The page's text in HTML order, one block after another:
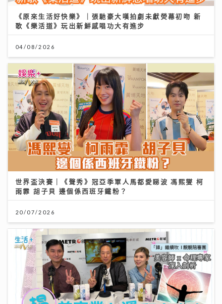
《原來生活好快樂》｜張馳豪大嘆拍劇未獻熒幕初吻 新
歌《樂活道》玩出新鮮感唱功大有進步
04/08/2026
世界盃決賽｜《聲秀》冠亞季軍人馬都愛睇波 馮熙燮 柯
雨霏 胡子貝 邊個係西班牙鐵粉？
20/07/2026